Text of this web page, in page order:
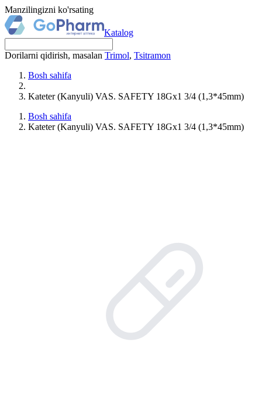
Manzilingizni ko'rsating
Katalog
Dorilarni qidirish, masalan Trimol, Tsitramon
Bosh sahifa
Kateter (Kanyuli) VAS. SAFETY 18Gx1 3/4 (1,3*45mm)
Bosh sahifa
Kateter (Kanyuli) VAS. SAFETY 18Gx1 3/4 (1,3*45mm)